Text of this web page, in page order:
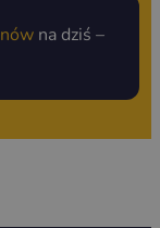
na dziś –